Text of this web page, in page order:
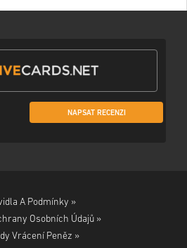
NAPSAT RECENZI
A Podmínky »
Osobních Údajů »
Vrácení Peněz »